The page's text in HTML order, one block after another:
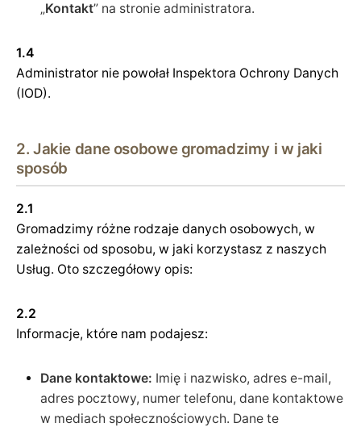
„Kontakt” na stronie administratora.
1.4
Administrator nie powołał Inspektora Ochrony Danych
(IOD).
2. Jakie dane osobowe gromadzimy i w jaki
sposób
2.1
Gromadzimy różne rodzaje danych osobowych, w
zależności od sposobu, w jaki korzystasz z naszych
Usług. Oto szczegółowy opis:
2.2
Informacje, które nam podajesz:
Dane kontaktowe: Imię i nazwisko, adres e-mail,
adres pocztowy, numer telefonu, dane kontaktowe
w mediach społecznościowych. Dane te